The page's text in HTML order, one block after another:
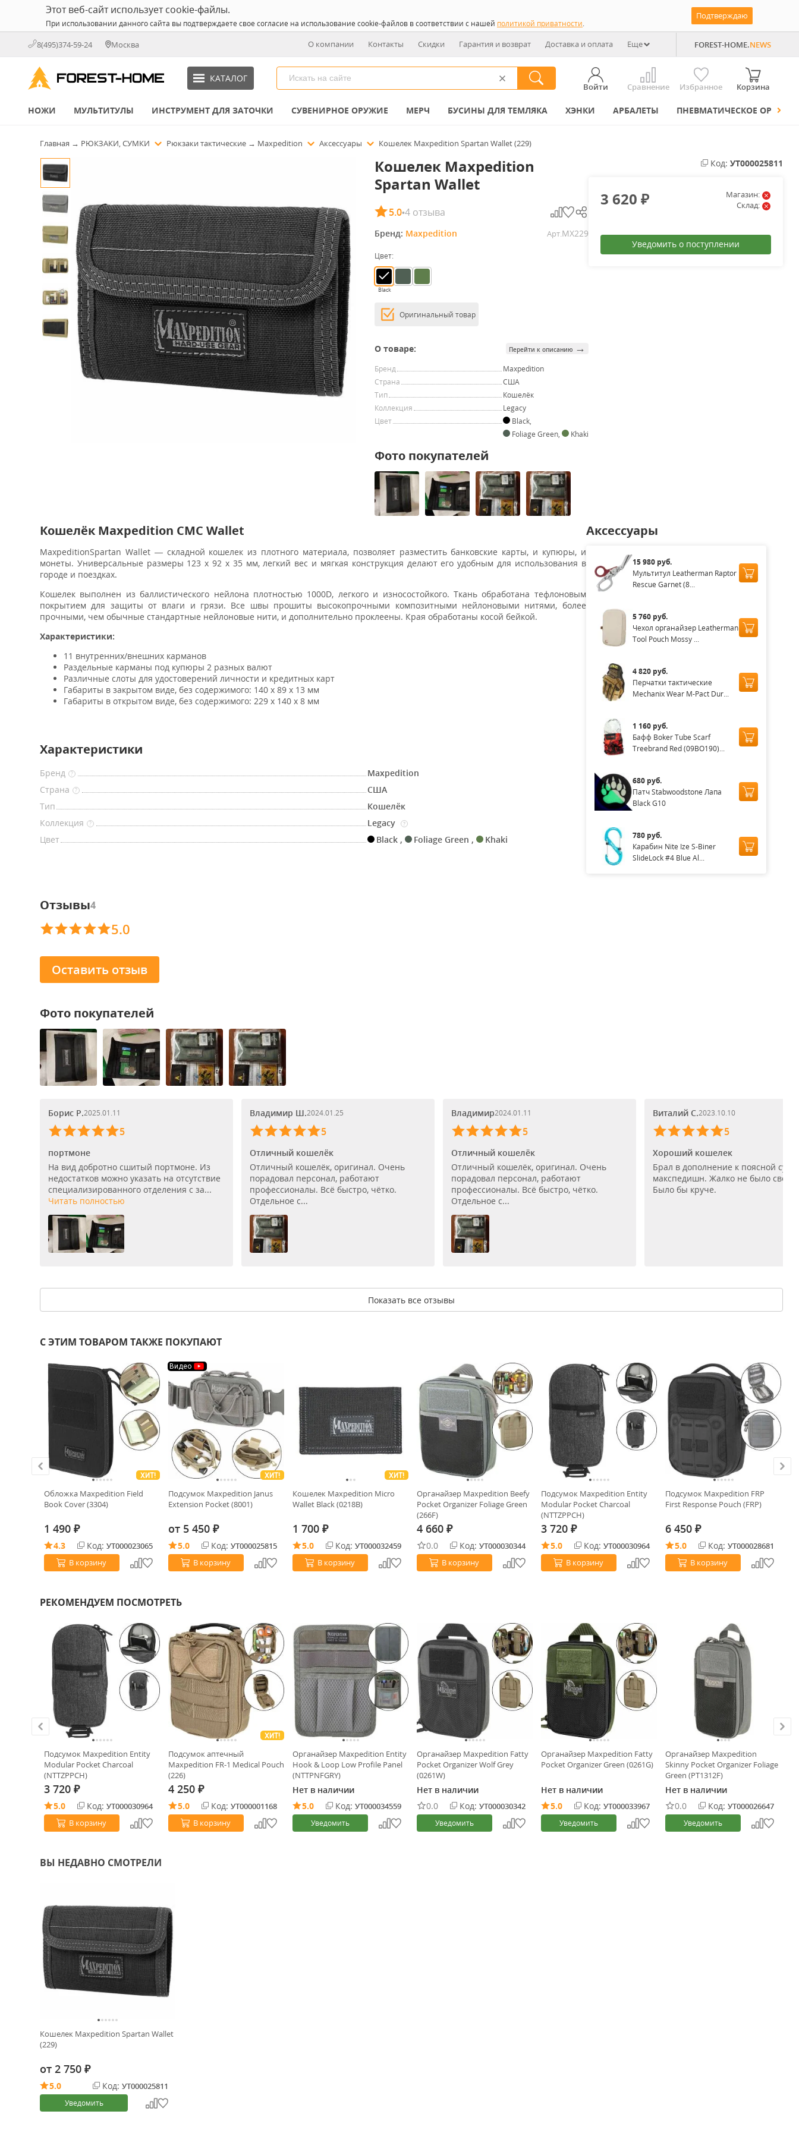
Этот веб-сайт использует cookie-файлы.
При использовании данного сайта вы подтверждаете свое согласие на использование cookie-файлов в соответствии с нашей политикой приватности.
Подтверждаю
8(495)374-59-24 Москва О компании Контакты Скидки Гарантия и возврат Доставка и оплата Еще FOREST-HOME.NEWS
КАТАЛОГ
Войти Сравнение Избранное Корзина
НОЖИ МУЛЬТИТУЛЫ ИНСТРУМЕНТ ДЛЯ ЗАТОЧКИ СУВЕНИРНОЕ ОРУЖИЕ МЕРЧ БУСИНЫ ДЛЯ ТЕМЛЯКА ХЭНКИ АРБАЛЕТЫ ПНЕВМАТИЧЕСКОЕ ОРУЖИЕ
Главная → РЮКЗАКИ, СУМКИ Рюкзаки тактические → Maxpedition Аксессуары Кошелек Maxpedition Spartan Wallet (229)
Кошелек Maxpedition
Spartan Wallet
5.0•4 отзыва
Бренд: Maxpedition Арт.MX229
Цвет:
Black
Оригинальный товар
О товаре: Перейти к описанию →
Бренд
Maxpedition
Страна
США
Тип
Кошелёк
Коллекция
Legacy
Цвет
Black,
Foliage Green, Khaki
Фото покупателей
Код: УТ000025811
3 620₽
Магазин:
Склад:
Уведомить о поступлении
Кошелёк Maxpedition CMC Wallet
MaxpeditionSpartan Wallet — складной кошелек из плотного материала, позволяет разместить банковские карты, и купюры, и
монеты. Универсальные размеры 123 х 92 х 35 мм, легкий вес и мягкая конструкция делают его удобным для использования в
городе и поездках.
Кошелек выполнен из баллистического нейлона плотностью 1000D, легкого и износостойкого. Ткань обработана тефлоновым
покрытием для защиты от влаги и грязи. Все швы прошиты высокопрочными композитными нейлоновыми нитями, более
прочными, чем обычные стандартные нейлоновые нити, и дополнительно проклеены. Края обработаны косой бейкой.
Характеристики:
11 внутренних/внешних карманов
Раздельные карманы под купюры 2 разных валют
Различные слоты для удостоверений личности и кредитных карт
Габариты в закрытом виде, без содержимого: 140 х 89 х 13 мм
Габариты в открытом виде, без содержимого: 229 х 140 х 8 мм
Характеристики
Бренд ?
Maxpedition
Страна
?
США
Тип
Кошелёк
Коллекция
? Legacy ?
Цвет Black , Foliage Green , Khaki
Аксессуары
15 980 руб.
Мультитул Leatherman Raptor
Rescue Garnet (8...
5 760 руб.
Чехол органайзер Leatherman
Tool Pouch Mossy ...
4 820 руб.
Перчатки тактические
Mechanix Wear M-Pact Dur...
1 160 руб.
Бафф Boker Tube Scarf
Treebrand Red (09BO190)...
680 руб.
Патч Stabwoodstone Лапа
Black G10
780 руб.
Карабин Nite Ize S-Biner
SlideLock #4 Blue Al...
Отзывы4
5.0
Оставить отзыв
Фото покупателей
Борис Р.2025.01.11
5
портмоне
На вид добротно сшитый портмоне. Из
недостатков можно указать на отсутствие
специализированного отделения с за...
Читать полностью
Владимир Ш.2024.01.25
5
Отличный кошелёк
Отличный кошелёк, оригинал. Очень
порадовал персонал, работают
профессионалы. Всё быстро, чётко.
Отдельное с...
Владимир2024.01.11
5
Отличный кошелёк
Отличный кошелёк, оригинал. Очень
порадовал персонал, работают
профессионалы. Всё быстро, чётко.
Отдельное с...
Виталий С.2023.10.10
5
Хороший кошелек
Брал в дополнение к поясной
макспедишн. Жалко не было
Было бы круче.
Показать все отзывы
С ЭТИМ ТОВАРОМ ТАКЖЕ ПОКУПАЮТ
ХИТ!
Обложка Maxpedition Field
Book Cover (3304)
1 490 ₽
4.3 Код: УТ000023065
В корзину
Видео
ХИТ!
Подсумок Maxpedition Janus
Extension Pocket (8001)
от 5 450 ₽
5.0 Код: УТ000025815
В корзину
ХИТ!
Кошелек Maxpedition Micro
Wallet Black (0218B)
1 700 ₽
5.0 Код: УТ000032459
В корзину
Органайзер Maxpedition Beefy
Pocket Organizer Foliage Green
(266F)
4 660 ₽
0.0 Код: УТ000030344
В корзину
Подсумок Maxpedition Entity
Modular Pocket Charcoal
(NTTZPPCH)
3 720 ₽
5.0 Код: УТ000030964
В корзину
Подсумок Maxpedition FRP
First Response Pouch (FRP)
6 450 ₽
5.0 Код: УТ000028681
В корзину
РЕКОМЕНДУЕМ ПОСМОТРЕТЬ
Подсумок Maxpedition Entity
Modular Pocket Charcoal
(NTTZPPCH)
3 720 ₽
5.0 Код: УТ000030964
В корзину
ХИТ!
Подсумок аптечный
Maxpedition FR-1 Medical Pouch
(226)
4 250 ₽
5.0 Код: УТ000001168
В корзину
Органайзер Maxpedition Entity
Hook & Loop Low Profile Panel
(NTTPNFGRY)
Нет в наличии
5.0
Код: УТ000034559
Уведомить
Органайзер Maxpedition Fatty
Pocket Organizer Wolf Grey
(0261W)
Нет в наличии
0.0
Код: УТ000030342
Уведомить
Органайзер Maxpedition Fatty
Pocket Organizer Green (0261G)
Нет в наличии
5.0
Код: УТ000033967
Уведомить
Органайзер Maxpedition
Skinny Pocket Organizer Foliage
Green (PT1312F)
Нет в наличии
0.0
Код: УТ000026647
Уведомить
ВЫ НЕДАВНО СМОТРЕЛИ
Кошелек Maxpedition Spartan Wallet
(229)
от 2 750 ₽
5.0 Код: УТ000025811
Уведомить